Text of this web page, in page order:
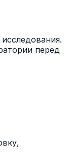
перед